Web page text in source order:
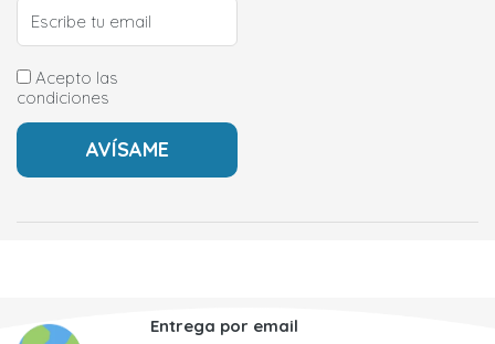
Acepto las
condiciones
Entrega por email